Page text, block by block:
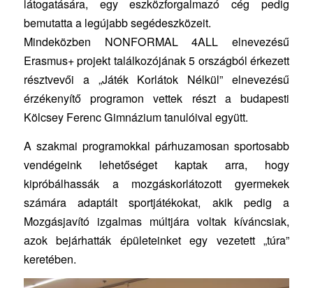
látogatására, egy eszközforgalmazó cég pedig
bemutatta a legújabb segédeszközeit.
Mindeközben NONFORMAL 4ALL elnevezésű
Erasmus+ projekt találkozójának 5 országból érkezett
résztvevői a „Játék Korlátok Nélkül” elnevezésű
érzékenyítő programon vettek részt a budapesti
Kölcsey Ferenc Gimnázium tanulóival együtt.
A szakmai programokkal párhuzamosan sportosabb
vendégeink lehetőséget kaptak arra, hogy
kipróbálhassák a mozgáskorlátozott gyermekek
számára adaptált sportjátékokat, akik pedig a
Mozgásjavító izgalmas múltjára voltak kíváncsiak,
azok bejárhatták épületeinket egy vezetett „túra”
keretében.